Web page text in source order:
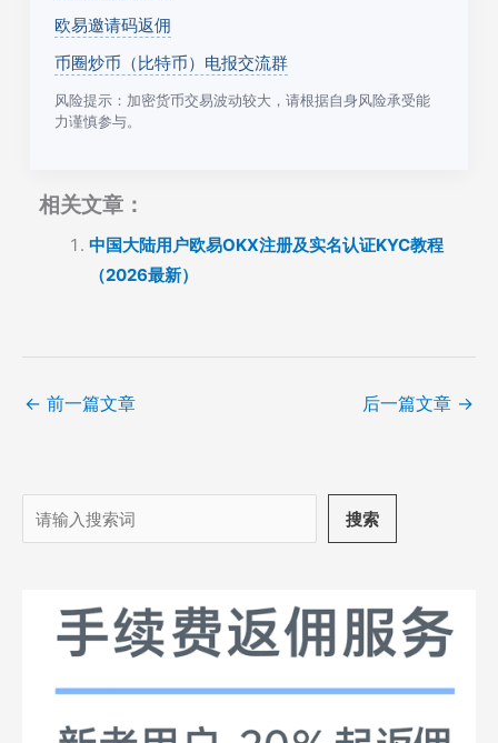
欧易邀请码返佣
币圈炒币（比特币）电报交流群
风险提示：加密货币交易波动较大，请根据自身风险承受能
力谨慎参与。
相关文章：
中国大陆用户欧易OKX注册及实名认证KYC教程
（2026最新）
← 前一篇文章 后一篇文章 →
搜
索
搜索